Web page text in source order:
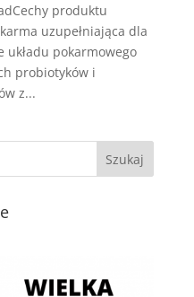
produktu
karma uzupełniająca dla
pokarmowego
probiotyków i
z...